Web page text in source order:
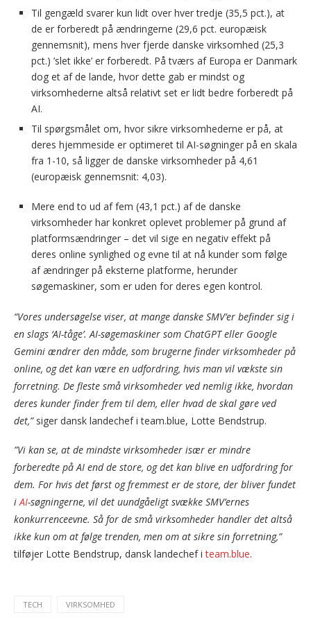
Til gengæld svarer kun lidt over hver tredje (35,5 pct.), at
de er forberedt på ændringerne (29,6 pct. europæisk
gennemsnit), mens hver fjerde danske virksomhed (25,3
pct.) ’slet ikke’ er forberedt. På tværs af Europa er Danmark
dog et af de lande, hvor dette gab er mindst og
virksomhederne altså relativt set er lidt bedre forberedt på
AI.
Til spørgsmålet om, hvor sikre virksomhederne er på, at
deres hjemmeside er optimeret til AI-søgninger på en skala
fra 1-10, så ligger de danske virksomheder på 4,61
(europæisk gennemsnit: 4,03).
Mere end to ud af fem (43,1 pct.) af de danske
virksomheder har konkret oplevet problemer på grund af
platformsændringer – det vil sige en negativ effekt på
deres online synlighed og evne til at nå kunder som følge
af ændringer på eksterne platforme, herunder
søgemaskiner, som er uden for deres egen kontrol.
“Vores undersøgelse viser, at mange danske SMV’er befinder sig i
en slags ‘AI-tåge’. AI-søgemaskiner som ChatGPT eller Google
Gemini ændrer den måde, som brugerne finder virksomheder på
online, og det kan være en udfordring, hvis man vil vækste sin
forretning. De fleste små virksomheder ved nemlig ikke, hvordan
deres kunder finder frem til dem, eller hvad de skal gøre ved
det,”siger dansk landechef i team.blue, Lotte Bendstrup.
”Vi kan se, at de mindste virksomheder især er mindre
forberedte på AI end de store, og det kan blive en udfordring for
dem. For hvis det først og fremmest er de store, der bliver fundet
i AI-søgningerne, vil det uundgåeligt svække SMV’ernes
konkurrenceevne. Så for de små virksomheder handler det altså
ikke kun om at følge trenden, men om at sikre sin forretning,”
tilføjer Lotte Bendstrup, dansk landechef iteam.blue.
TECH VIRKSOMHED